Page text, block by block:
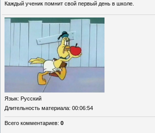
Каждый ученик помнит свой первый день в школе.
Язык: Русский
Длительность материала: 00:06:54
Всего комментариев: 0